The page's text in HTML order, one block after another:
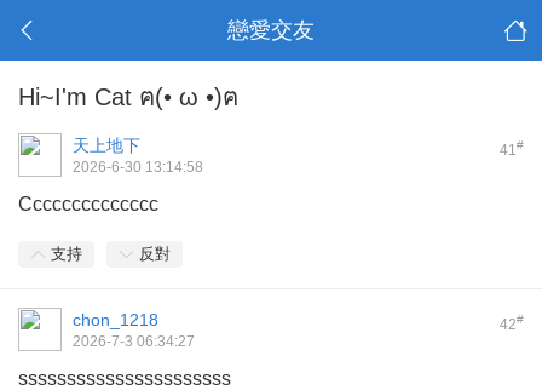
戀愛交友
Hi~I'm Cat ฅ(• ω •)ฅ
41#
天上地下
2026-6-30 13:14:58
Cccccccccccccc
支持 反對
42#
chon_1218
2026-7-3 06:34:27
ssssssssssssssssssssss